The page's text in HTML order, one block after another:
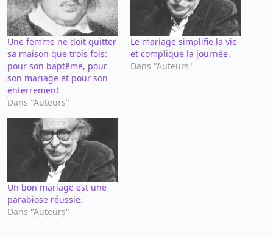
Une femme ne doit quitter
sa maison que trois fois:
pour son baptême, pour
son mariage et pour son
enterrement
Dans "Auteurs"
Le mariage simplifie la vie
et complique la journée.
Dans "Auteurs"
Un bon mariage est une
parabiose réussie.
Dans "Auteurs"